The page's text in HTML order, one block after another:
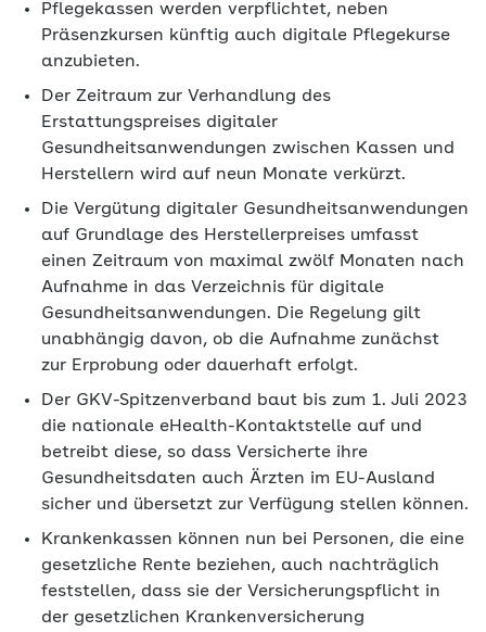
Pflegekassen werden verpflichtet, neben
Präsenzkursen künftig auch digitale Pflegekurse
anzubieten.
Der Zeitraum zur Verhandlung des
Erstattungspreises digitaler
Gesundheitsanwendungen zwischen Kassen und
Herstellern wird auf neun Monate verkürzt.
Die Vergütung digitaler Gesundheitsanwendungen
auf Grundlage des Herstellerpreises umfasst
einen Zeitraum von maximal zwölf Monaten nach
Aufnahme in das Verzeichnis für digitale
Gesundheitsanwendungen. Die Regelung gilt
unabhängig davon, ob die Aufnahme zunächst
zur Erprobung oder dauerhaft erfolgt.
Der GKV-Spitzenverband baut bis zum 1. Juli 2023
die nationale eHealth-Kontaktstelle auf und
betreibt diese, so dass Versicherte ihre
Gesundheitsdaten auch Ärzten im EU-Ausland
sicher und übersetzt zur Verfügung stellen können.
Krankenkassen können nun bei Personen, die eine
gesetzliche Rente beziehen, auch nachträglich
feststellen, dass sie der Versicherungspflicht in
der gesetzlichen Krankenversicherung